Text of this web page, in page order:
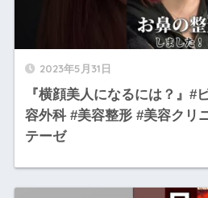
2023年5月31日
『横顔美人になるには？』#
容外科 #美容整形 #美容クリ
テーゼ